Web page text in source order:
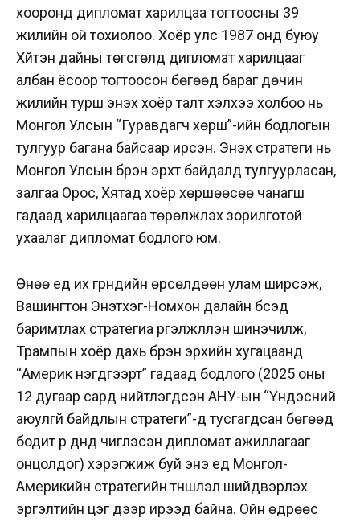
хооронд дипломат харилцаа тогтоосны 39
жилийн ой тохиолоо. Хоёр улс 1987 онд буюу
Хүйтэн дайны төгсгөлд дипломат харилцааг
албан ёсоор тогтоосон бөгөөд бараг дөчин
жилийн турш энэхүү хоёр талт хэлхээ холбоо нь
Монгол Улсын “Гуравдагч хөрш”-ийн бодлогын
тулгуур багана байсаар ирсэн. Энэхүү стратеги нь
Монгол Улсын бүрэн эрхт байдалд тулгуурласан,
залгаа Орос, Хятад хоёр хөршөөсөө чанагш
гадаад харилцаагаа төрөлжүүлэх зорилготой
ухаалаг дипломат бодлого юм.
Өнөө үед их гүрнүүдийн өрсөлдөөн улам ширүүсэж,
Вашингтон Энэтхэг-Номхон далайн бүсэд
баримтлах стратегиа үргэлжлүүлэн шинэчилж,
Трампын хоёр дахь бүрэн эрхийн хугацаанд
“Америк нэгдүгээрт” гадаад бодлого (2025 оны
12 дугаар сард нийтлэгдсэн АНУ-ын “Үндэсний
аюулгүй байдлын стратеги”-д тусгагдсан бөгөөд
бодит үр дүнд чиглэсэн дипломат ажиллагааг
онцолдог) хэрэгжиж буй энэ үед Монгол-
Америкийн стратегийн түншлэл шийдвэрлэх
эргэлтийн цэг дээр ирээд байна. Ойн өдрөөс